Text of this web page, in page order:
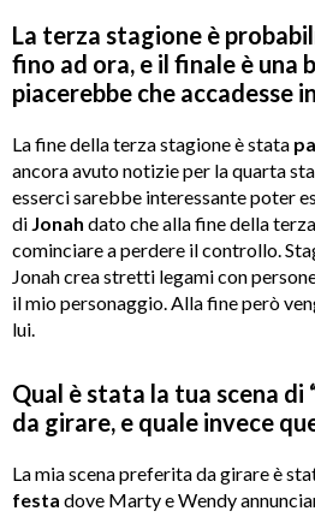
La terza stagione è
fino ad ora, e il finale è una
piacerebbe che accadesse
La fine della terza stagione è stata
ancora avuto notizie per la quarta
esserci sarebbe interessante poter
di Jonah dato che alla fine della
cominciare a perdere il controllo.
Jonah crea stretti legami con
il mio personaggio. Alla fine però
lui.
Qual è stata la tua scena
da girare, e quale invece
La mia scena preferita da girare è
festa dove Marty e Wendy